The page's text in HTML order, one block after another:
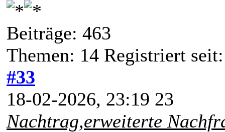
Beiträge: 463
Themen: 14 Registriert
#33
18-02-2026, 23:19 23
Nachtrag,erweiterte